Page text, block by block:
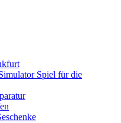
Spiel für die